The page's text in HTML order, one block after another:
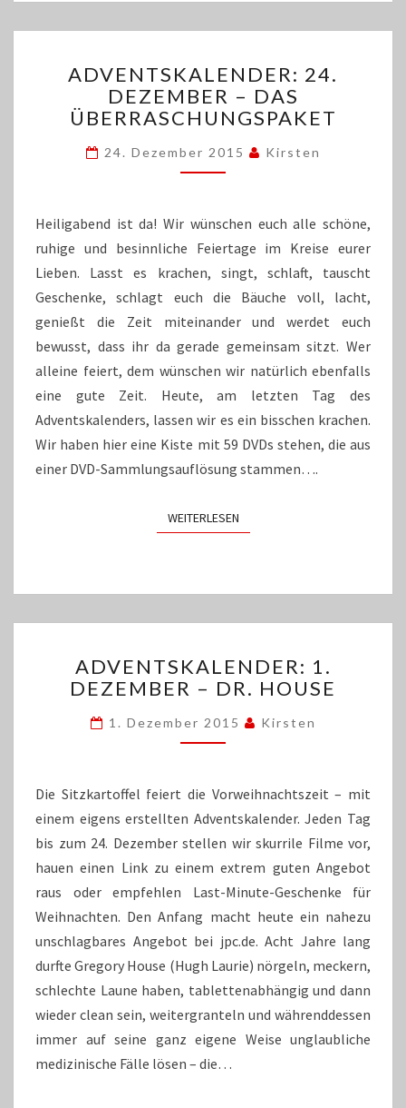
24.
DEZEMBER
–
ÜBERRASCHUNGSPAKET
ADVENTSKALENDER: 24.
DEZEMBER – DAS
ÜBERRASCHUNGSPAKET
24. Dezember 2015 Kirsten
Heiligabend ist da! Wir wünschen euch alle schöne,
ruhige und besinnliche Feiertage im Kreise eurer
Lieben. Lasst es krachen, singt, schlaft, tauscht
Geschenke, schlagt euch die Bäuche voll, lacht,
genießt die Zeit miteinander und werdet euch
bewusst, dass ihr da gerade gemeinsam sitzt. Wer
alleine feiert, dem wünschen wir natürlich ebenfalls
eine gute Zeit. Heute, am letzten Tag des
Adventskalenders, lassen wir es ein bisschen krachen.
Wir haben hier eine Kiste mit 59 DVDs stehen, die aus
einer DVD-Sammlungsauflösung stammen….
WEITERLESENWEITERLESEN
1.
DEZEMBER
DR.
HOUSE
ADVENTSKALENDER: 1.
DEZEMBER – DR. HOUSE
1. Dezember 2015 Kirsten
Die Sitzkartoffel feiert die Vorweihnachtszeit – mit
einem eigens erstellten Adventskalender. Jeden Tag
bis zum 24. Dezember stellen wir skurrile Filme vor,
hauen einen Link zu einem extrem guten Angebot
raus oder empfehlen Last-Minute-Geschenke für
Weihnachten. Den Anfang macht heute ein nahezu
unschlagbares Angebot bei jpc.de. Acht Jahre lang
durfte Gregory House (Hugh Laurie) nörgeln, meckern,
schlechte Laune haben, tablettenabhängig und dann
wieder clean sein, weitergranteln und währenddessen
immer auf seine ganz eigene Weise unglaubliche
medizinische Fälle lösen – die…